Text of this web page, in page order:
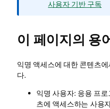
사용자 기반 구독
이 페이지의 용
익명 액세스에 대한 콘텐츠
다.
익명 사용자: 응용 프
츠에 액세스하는 사용